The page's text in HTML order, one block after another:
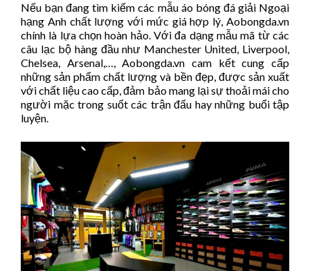
Nếu bạn đang tìm kiếm các mẫu áo bóng đá giải Ngoại
hạng Anh chất lượng với mức giá hợp lý, Aobongda.vn
chính là lựa chọn hoàn hảo. Với đa dạng mẫu mã từ các
câu lạc bộ hàng đầu như Manchester United, Liverpool,
Chelsea, Arsenal,…, Aobongda.vn cam kết cung cấp
những sản phẩm chất lượng và bền đẹp, được sản xuất
với chất liệu cao cấp, đảm bảo mang lại sự thoải mái cho
người mặc trong suốt các trận đấu hay những buổi tập
luyện.